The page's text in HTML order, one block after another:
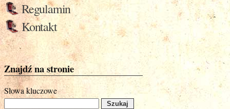
Regulamin
Kontakt
Znajdź na stronie
Słowa kluczowe